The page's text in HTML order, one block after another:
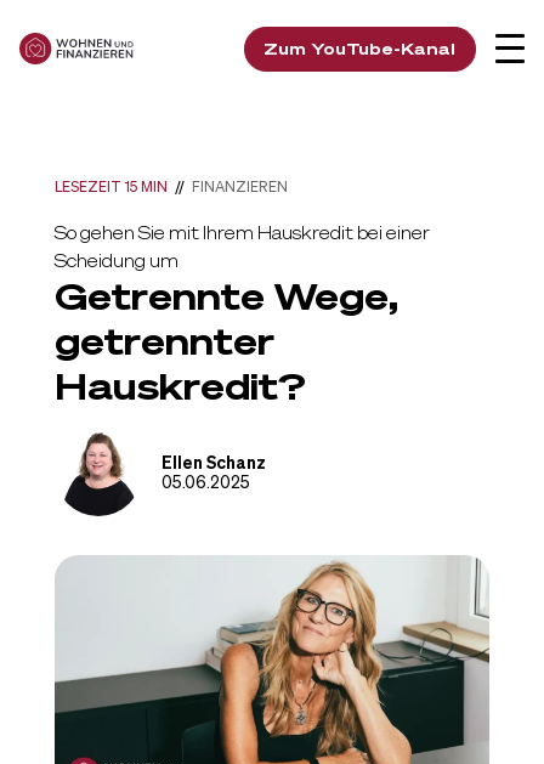
Zum YouTube-Kanal
LESEZEIT 15 MIN // FINANZIEREN
So gehen Sie mit Ihrem Hauskredit bei einer
Scheidung um
Getrennte Wege,
getrennter
Hauskredit?
Ellen Schanz
05.06.2025